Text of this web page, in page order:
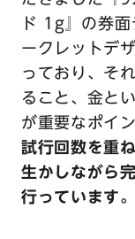
ド 1g』の券
ークレットデ
っており、そ
ること、金と
が重要なポイ
試行回数を重
生かしながら
行っています。